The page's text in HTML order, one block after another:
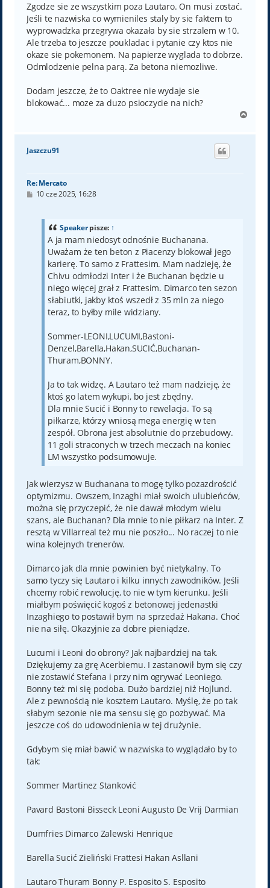
Zgodze sie ze wszystkim poza Lautaro. On musi zostać.
Jeśli te nazwiska co wymieniles staly by sie faktem to
wyprowadzka przegrywa okazała by sie strzalem w 10.
Ale trzeba to jeszcze poukladac i pytanie czy ktos nie
okaze sie pokemonem. Na papierze wyglada to dobrze.
Odmlodzenie pelna parą. Za betona niemozliwe.
Dodam jeszcze, że to Oaktree nie wydaje sie
blokować... moze za duzo psioczycie na nich?
g
Jaszczu91
Re: Mercato
P10 cze 2025, 16:28
Speakerpisze: ↑
A ja mam niedosyt odnośnie Buchanana.
Uważam że ten beton z Piacenzy blokował jego
karierę. To samo z Frattesim. Mam nadzieję, że
Chivu odmłodzi Inter i że Buchanan będzie u
niego więcej grał z Frattesim. Dimarco ten sezon
słabiutki, jakby ktoś wszedł z 35 mln za niego
teraz, to byłby mile widziany.
Sommer-LEONI,LUCUMI,Bastoni-
Denzel,Barella,Hakan,SUCIĆ,Buchanan-
Thuram,BONNY.
Ja to tak widzę. A Lautaro też mam nadzieję, że
ktoś go latem wykupi, bo jest zbędny.
Dla mnie Sucić i Bonny to rewelacja. To są
piłkarze, którzy wniosą mega energię w ten
zespół. Obrona jest absolutnie do przebudowy.
11 goli straconych w trzech meczach na koniec
LM wszystko podsumowuje.
Jak wierzysz w Buchanana to mogę tylko pozazdrościć
optymizmu. Owszem, Inzaghi miał swoich ulubieńców,
można się przyczepić, że nie dawał młodym wielu
szans, ale Buchanan? Dla mnie to nie piłkarz na Inter. Z
resztą w Villarreal też mu nie poszło... No raczej to nie
wina kolejnych trenerów.
Dimarco jak dla mnie powinien być nietykalny. To
samo tyczy się Lautaro i kilku innych zawodników. Jeśli
chcemy robić rewolucję, to nie w tym kierunku. Jeśli
miałbym poświęcić kogoś z betonowej jedenastki
Inzaghiego to postawił bym na sprzedaż Hakana. Choć
nie na siłę. Okazyjnie za dobre pieniądze.
Lucumi i Leoni do obrony? Jak najbardziej na tak.
Dziękujemy za grę Acerbiemu. I zastanowił bym się czy
nie zostawić Stefana i przy nim ogrywać Leoniego.
Bonny też mi się podoba. Dużo bardziej niż Hojlund.
Ale z pewnością nie kosztem Lautaro. Myślę, że po tak
słabym sezonie nie ma sensu się go pozbywać. Ma
jeszcze coś do udowodnienia w tej drużynie.
Gdybym się miał bawić w nazwiska to wyglądało by to
tak:
Sommer Martinez Stanković
Pavard Bastoni Bisseck Leoni Augusto De Vrij Darmian
Dumfries Dimarco Zalewski Henrique
Barella Sucić Zieliński Frattesi Hakan Asllani
Lautaro Thuram Bonny P. Esposito S. Esposito